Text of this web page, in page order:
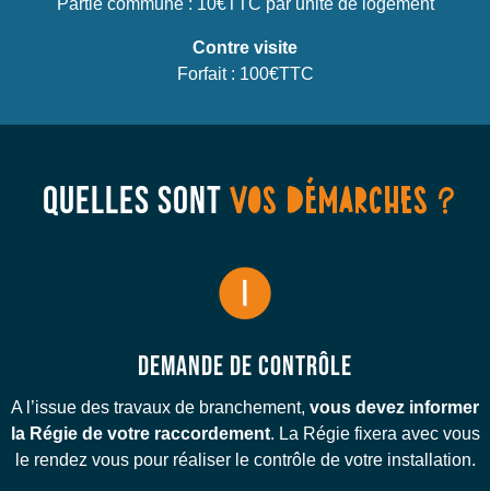
Contre visite
Forfait : 100€TTC
QUELLES SONT VOS DÉMARCHES ?
DEMANDE DE CONTRÔLE
A l’issue des travaux de branchement, vous devez informer
la Régie de votre raccordement. La Régie fixera avec vous
le rendez vous pour réaliser le contrôle de votre installation.